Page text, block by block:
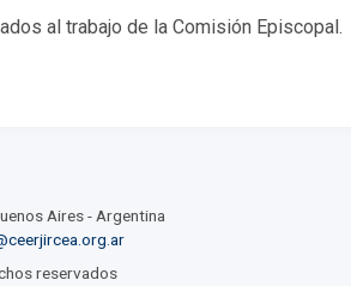
al trabajo de la Comisión Episcopal.
Aires - Argentina
reservados